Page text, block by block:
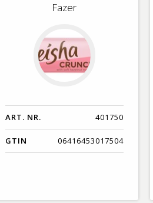
Fazer
ART. NR. 401750
GTIN 06416453017504